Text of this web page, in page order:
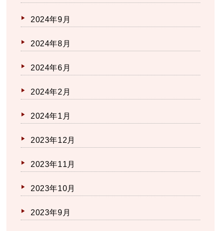
2024年9月
2024年8月
2024年6月
2024年2月
2024年1月
2023年12月
2023年11月
2023年10月
2023年9月